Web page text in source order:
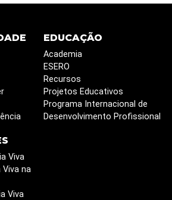
EDUCAÇÃO
Academia
ESERO
Recursos
Projetos Educativos
Programa Internacional de
Desenvolvimento Profissional
Viva
Viva na
Viva